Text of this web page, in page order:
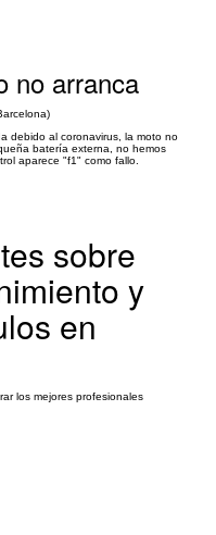
no arranca
debido al coronavirus, la moto no
batería externa, no hemos
aparece "f1" como fallo.
sobre
y
en
los mejores profesionales